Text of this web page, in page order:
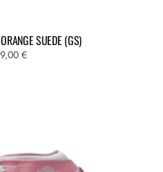
SUEDE (GS)
€